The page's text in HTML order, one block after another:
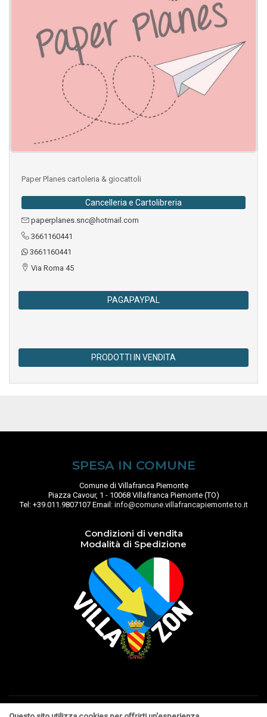
Paper Planes cartoleria & giocattoli
Cancelleria e Cartolibreria
paperplanes.snc@hotmail.com
3661160441
3661160441
Via Roma 45
PAGAPAYPAL
PRODOTTI IN VENDITA
SPESA IN COMUNE
Comune di Villafranca Piemonte
Piazza Cavour, 1 - 10068 Villafranca Piemonte (TO)
Tel: +39.011.9807107 Email: info@comune.villafrancapiemonte.to.it
Condizioni di vendita
Modalità di Spedizione
Realizzato daLeonardo Web|Informativa Privacy e Cookie